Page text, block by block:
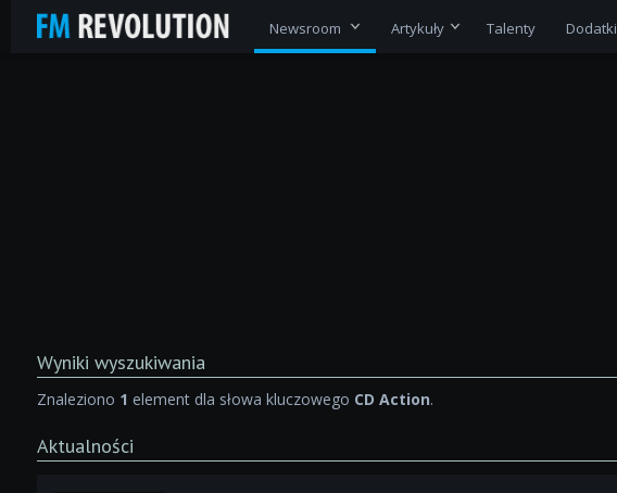
Newsroom Artykuły Talenty Dodatki
Wyniki wyszukiwania
Znaleziono 1 element dla słowa kluczowego CD Action.
Aktualności